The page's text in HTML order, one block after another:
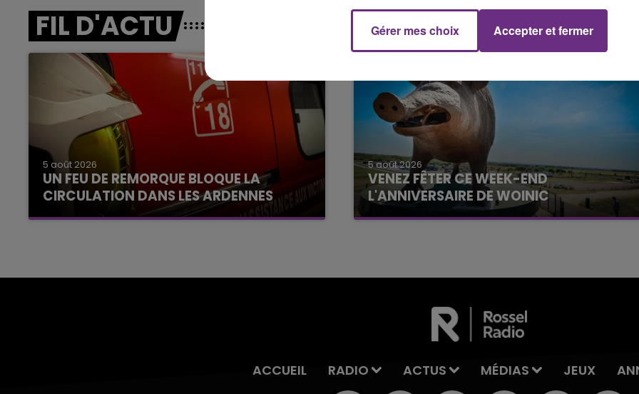
FIL D'ACTU
5 août 2026
UN FEU DE REMORQUE BLOQUE LA
CIRCULATION DANS LES ARDENNES
Un feu de remorque s'est déclaré ce mercredi
5 août 2026
VENEZ FÊTER CE WEEK-END
L'ANNIVERSAIRE DE WOINIC
Ce samedi 8 août sera un grand jour :
ACCUEIL RADIO ACTUS MÉDIAS JEUX
Gérer mes choix Accepter et fermer